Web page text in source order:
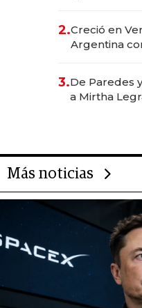
2.Creció en
Argentina
las marcas
3.De Paredes
a Mirtha
Más noticias